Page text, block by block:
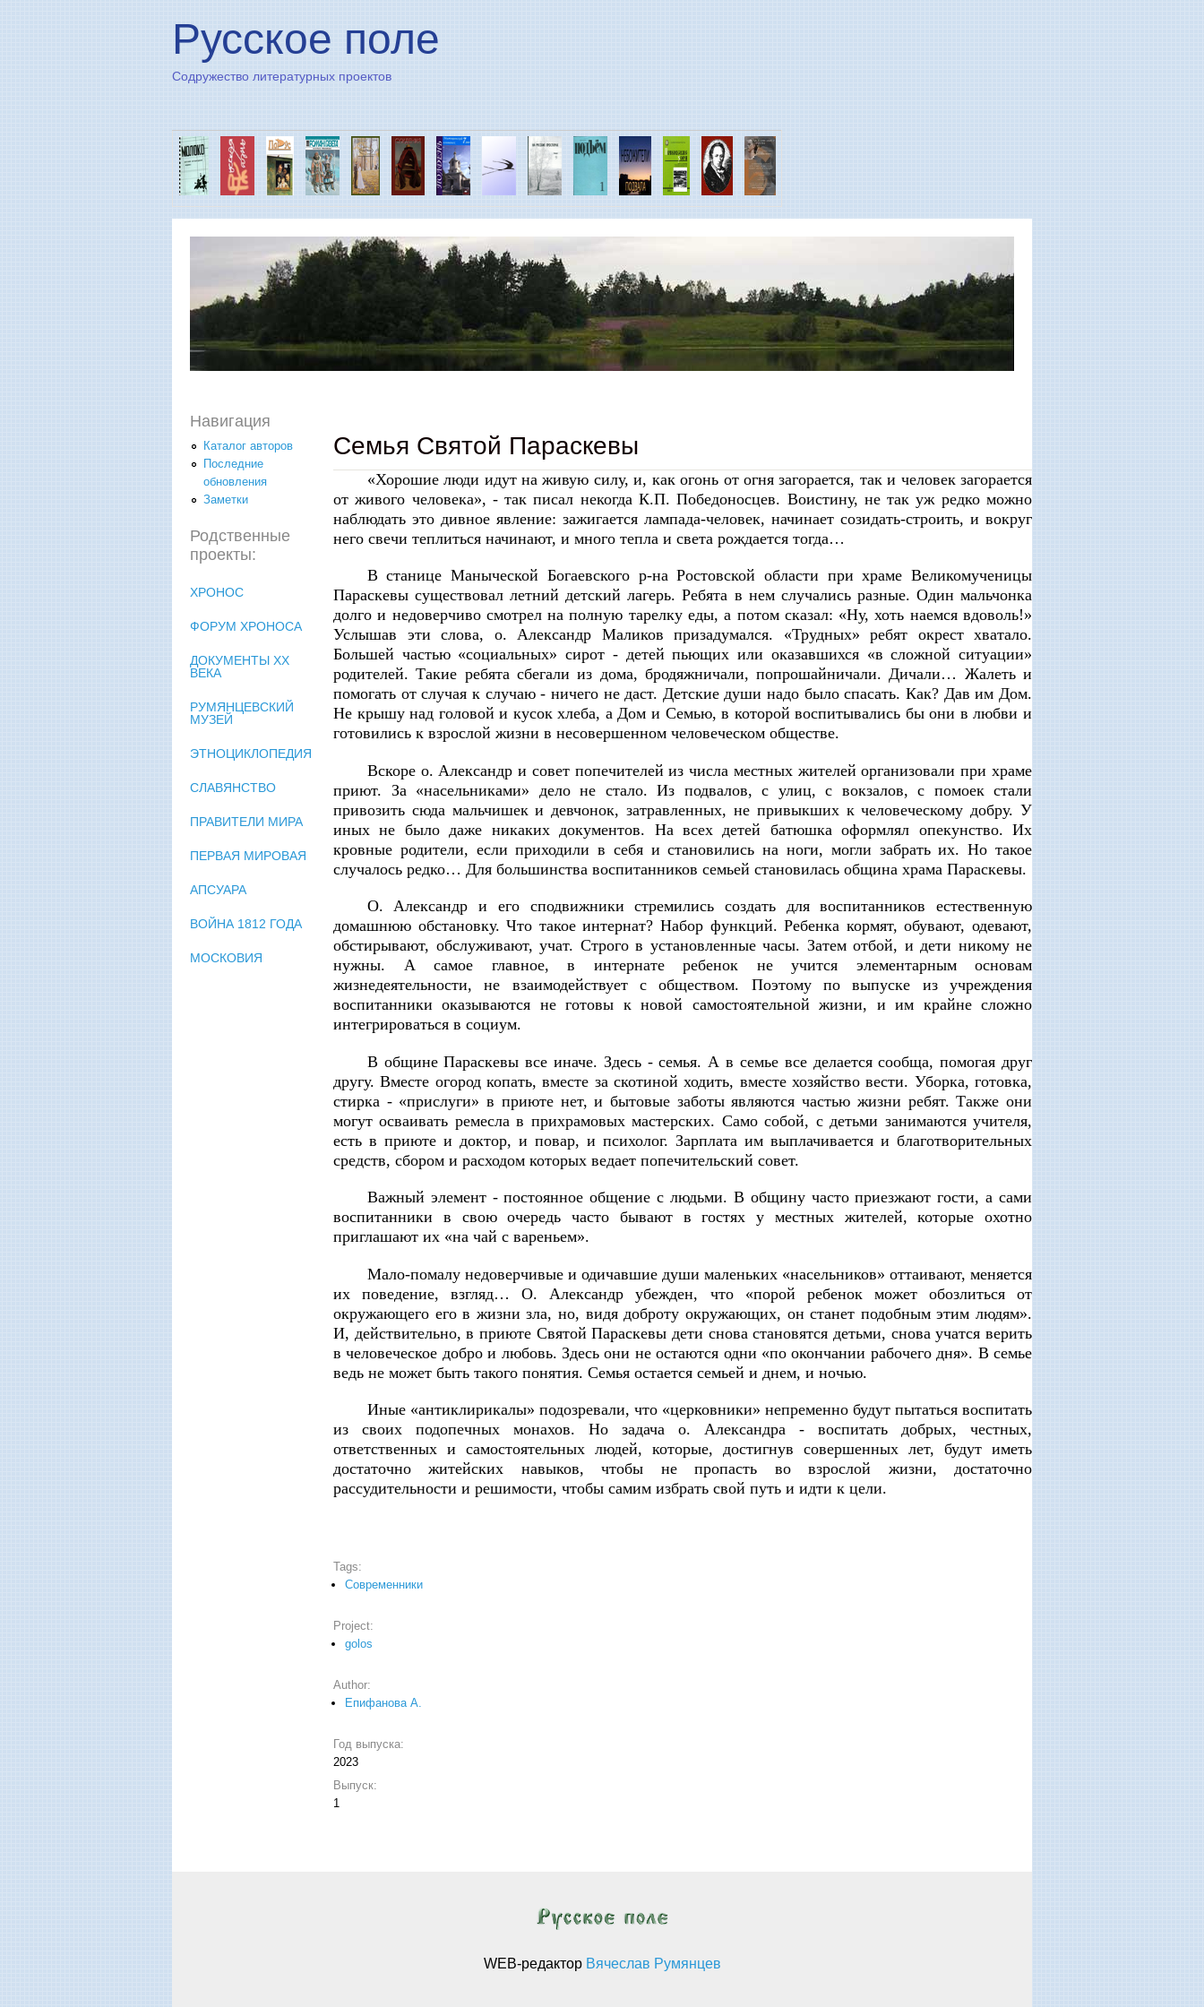
Русское поле
Содружество литературных проектов
Семья Святой Параскевы
«Хорошие люди идут на живую силу, и, как огонь от огня загорается, так и человек загорается
от живого человека», - так писал некогда К.П. Победоносцев. Воистину, не так уж редко можно
наблюдать это дивное явление: зажигается лампада-человек, начинает созидать-строить, и вокруг
него свечи теплиться начинают, и много тепла и света рождается тогда…
В станице Маныческой Богаевского р-на Ростовской области при храме Великомученицы
Параскевы существовал летний детский лагерь. Ребята в нем случались разные. Один мальчонка
долго и недоверчиво смотрел на полную тарелку еды, а потом сказал: «Ну, хоть наемся вдоволь!»
Услышав эти слова, о. Александр Маликов призадумался. «Трудных» ребят окрест хватало.
Большей частью «социальных» сирот - детей пьющих или оказавшихся «в сложной ситуации»
родителей. Такие ребята сбегали из дома, бродяжничали, попрошайничали. Дичали… Жалеть и
помогать от случая к случаю - ничего не даст. Детские души надо было спасать. Как? Дав им Дом.
Не крышу над головой и кусок хлеба, а Дом и Семью, в которой воспитывались бы они в любви и
готовились к взрослой жизни в несовершенном человеческом обществе.
Вскоре о. Александр и совет попечителей из числа местных жителей организовали при храме
приют. За «насельниками» дело не стало. Из подвалов, с улиц, с вокзалов, с помоек стали
привозить сюда мальчишек и девчонок, затравленных, не привыкших к человеческому добру. У
иных не было даже никаких документов. На всех детей батюшка оформлял опекунство. Их
кровные родители, если приходили в себя и становились на ноги, могли забрать их. Но такое
случалось редко… Для большинства воспитанников семьей становилась община храма Параскевы.
О. Александр и его сподвижники стремились создать для воспитанников естественную
домашнюю обстановку. Что такое интернат? Набор функций. Ребенка кормят, обувают, одевают,
обстирывают, обслуживают, учат. Строго в установленные часы. Затем отбой, и дети никому не
нужны. А самое главное, в интернате ребенок не учится элементарным основам
жизнедеятельности, не взаимодействует с обществом. Поэтому по выпуске из учреждения
воспитанники оказываются не готовы к новой самостоятельной жизни, и им крайне сложно
интегрироваться в социум.
В общине Параскевы все иначе. Здесь - семья. А в семье все делается сообща, помогая друг
другу. Вместе огород копать, вместе за скотиной ходить, вместе хозяйство вести. Уборка, готовка,
стирка - «прислуги» в приюте нет, и бытовые заботы являются частью жизни ребят. Также они
могут осваивать ремесла в прихрамовых мастерских. Само собой, с детьми занимаются учителя,
есть в приюте и доктор, и повар, и психолог. Зарплата им выплачивается и благотворительных
средств, сбором и расходом которых ведает попечительский совет.
Важный элемент - постоянное общение с людьми. В общину часто приезжают гости, а сами
воспитанники в свою очередь часто бывают в гостях у местных жителей, которые охотно
приглашают их «на чай с вареньем».
Мало-помалу недоверчивые и одичавшие души маленьких «насельников» оттаивают, меняется
их поведение, взгляд… О. Александр убежден, что «порой ребенок может обозлиться от
окружающего его в жизни зла, но, видя доброту окружающих, он станет подобным этим людям».
И, действительно, в приюте Святой Параскевы дети снова становятся детьми, снова учатся верить
в человеческое добро и любовь. Здесь они не остаются одни «по окончании рабочего дня». В семье
ведь не может быть такого понятия. Семья остается семьей и днем, и ночью.
Иные «антиклирикалы» подозревали, что «церковники» непременно будут пытаться воспитать
из своих подопечных монахов. Но задача о. Александра - воспитать добрых, честных,
ответственных и самостоятельных людей, которые, достигнув совершенных лет, будут иметь
достаточно житейских навыков, чтобы не пропасть во взрослой жизни, достаточно
рассудительности и решимости, чтобы самим избрать свой путь и идти к цели.
Tags:
Современники
Project:
golos
Author:
Епифанова А.
Год выпуска:
2023
Выпуск:
1
Навигация
Каталог авторов
Последние
обновления
Заметки
Родственные
проекты:
ХРОНОС
ФОРУМ ХРОНОСА
ДОКУМЕНТЫ XX
ВЕКА
РУМЯНЦЕВСКИЙ
МУЗЕЙ
ЭТНОЦИКЛОПЕДИЯ
СЛАВЯНСТВО
ПРАВИТЕЛИ МИРА
ПЕРВАЯ МИРОВАЯ
АПСУАРА
ВОЙНА 1812 ГОДА
МОСКОВИЯ
WEB-редактор Вячеслав Румянцев